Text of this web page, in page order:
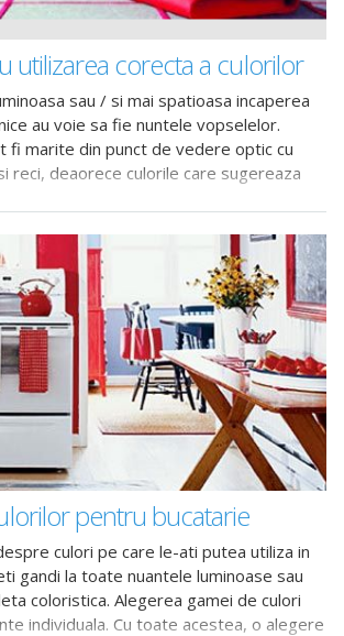
utilizarea corecta a culorilor
sau / si mai spatioasa incaperea
au voie sa fie nuntele vopselelor.
fi marite din punct de vedere optic cu
reci, deaorece culorile care sugereaza
pentru bucatarie
culori pe care le-ati putea utiliza in
gandi la toate nuantele luminoase sau
coloristica. Alegerea gamei de culori
individuala. Cu toate acestea, o alegere